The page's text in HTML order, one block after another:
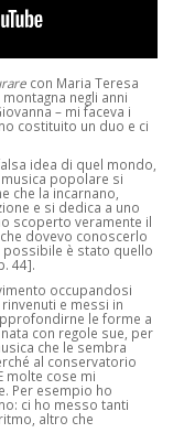
con Maria Teresa
negli anni
– mi faceva i
costituito un duo e ci
idea di quel mondo,
popolare si
che la incarnano,
e si dedica a uno
scoperto veramente il
dovevo conoscerlo
possibile è stato quello
44].
occupandosi
e messi in
le forme a
con regole sue, per
che le sembra
al conservatorio
molte cose mi
Per esempio ho
ci ho messo tanti
altro che